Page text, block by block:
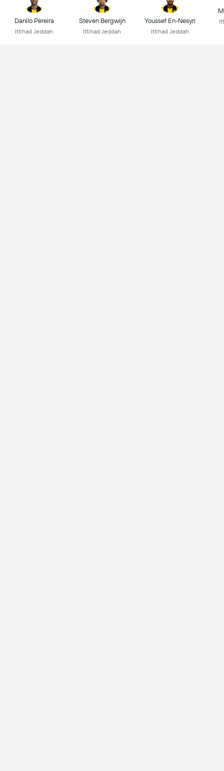
Danilo Pereira
Ittihad Jeddah
Steven Bergwijn
Ittihad Jeddah
Youssef En-Nesyri
Ittihad Jeddah